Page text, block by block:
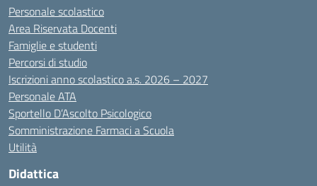
Personale scolastico
Area Riservata Docenti
Famiglie e studenti
Percorsi di studio
Iscrizioni anno scolastico a.s. 2026 – 2027
Personale ATA
Sportello D’Ascolto Psicologico
Somministrazione Farmaci a Scuola
Utilità
Didattica